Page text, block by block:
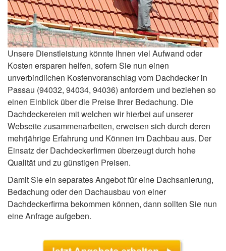
Unsere Dienstleistung könnte Ihnen viel Aufwand oder
Kosten ersparen helfen, sofern Sie nun einen
unverbindlichen Kostenvoranschlag vom Dachdecker in
Passau (94032, 94034, 94036) anfordern und beziehen so
einen Einblick über die Preise Ihrer Bedachung. Die
Dachdeckereien mit welchen wir hierbei auf unserer
Webseite zusammenarbeiten, erweisen sich durch deren
mehrjährige Erfahrung und Können im Dachbau aus. Der
Einsatz der Dachdeckerfirmen überzeugt durch hohe
Qualität und zu günstigen Preisen.
Damit Sie ein separates Angebot für eine Dachsanierung,
Bedachung oder den Dachausbau von einer
Dachdeckerfirma bekommen können, dann sollten Sie nun
eine Anfrage aufgeben.